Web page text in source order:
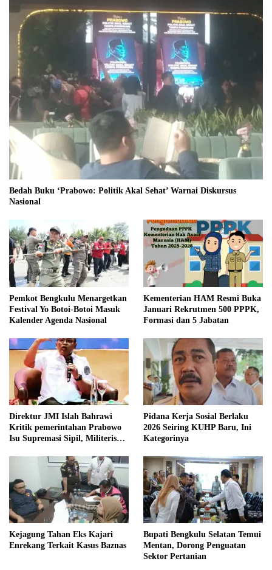
Bedah Buku ‘Prabowo: Politik Akal Sehat’ Warnai Diskursus
Nasional
Pemkot Bengkulu Menargetkan
Festival Yo Botoi-Botoi Masuk
Kalender Agenda Nasional
Kementerian HAM Resmi Buka
Januari Rekrutmen 500 PPPK,
Formasi dan 5 Jabatan
Direktur JMI Islah Bahrawi
Kritik pemerintahan Prabowo
Isu Supremasi Sipil, Militerisasi,
Pidana Kerja Sosial Berlaku
2026 Seiring KUHP Baru, Ini
Kategorinya
Kejagung Tahan Eks Kajari
Enrekang Terkait Kasus Baznas
Bupati Bengkulu Selatan Temui
Mentan, Dorong Penguatan
Sektor Pertanian